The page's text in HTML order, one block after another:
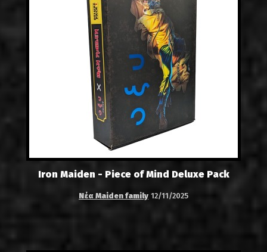
Iron Maiden - Piece of Mind Deluxe Pack
Νέα Maiden family 12/11/2025